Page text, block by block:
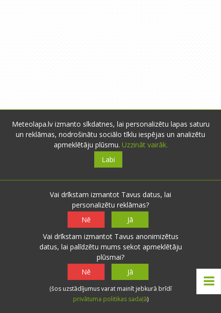
Par mums
laika apstākļus Latvijā.
Piedāvājam nokrišņu radaru, faktisko laika
apstākļu karti, datu arhīvu un lietotāju
novērojumus. Projekts izstrādāts, balstoties
uz lietotāju ieteikumiem.
Jaunākās aktivitātes
Meteolapa.lv izmanto sīkdatnes, lai personalizētu lapas saturu
un reklāmas, nodrošinātu sociālo tīklu iespējas un analizētu
apmeklētāju plūsmu. Uzzināt vairāk.
Labi
Vai drīkstam izmantot Tavus datus, lai
personalizētu reklāmas?
Nē
Jā
Vai drīkstam izmantot Tavus anonimizētus
datus, lai palīdzētu mums sekot apmeklētāju
plūsmai?
Nē
Jā
(šos uzstādījumus varat mainīt jebkurā brīdī
privātuma politikas sadaļā)